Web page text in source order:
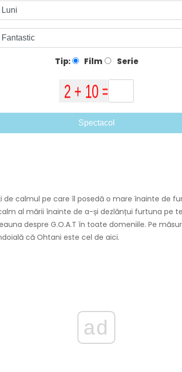
Tip: Film Serie
Spectacol
calmul pe care îl posedă o mare înainte de
al mării înainte de a-și dezlănțui furtuna pe
despre G.O.A.T în toate domeniile. Pe
că Ohtani este cel de aici.
ad